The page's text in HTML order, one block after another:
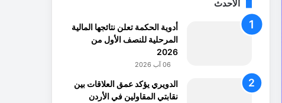
الأحدث
أدوية الحكمة تعلن نتائجها المالية
المرحلية للنصف الأول من
2026
06 آب 2026
الدويري يؤكد عمق العلاقات بين
نقابتي المقاولين في الأردن